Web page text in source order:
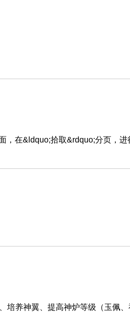
在&ldquo;拾取&rdquo;分页，进
养神翼、提高神炉等级（玉佩、